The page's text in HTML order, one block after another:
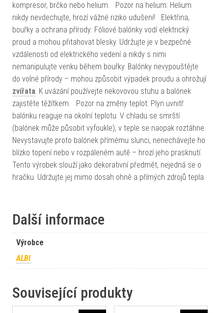
kompresor, brčko nebo helium. Pozor na helium: Helium
nikdy nevdechujte, hrozí vážné riziko udušení! Elektřina,
bouřky a ochrana přírody: Fóliové balónky vodí elektrický
proud a mohou přitahovat blesky. Udržujte je v bezpečné
vzdálenosti od elektrického vedení a nikdy s nimi
nemanipulujte venku během bouřky. Balónky nevypouštějte
do volné přírody – mohou způsobit výpadek proudu a ohrožují
zvířata. K uvázání používejte nekovovou stuhu a balónek
zajistěte těžítkem. Pozor na změny teplot: Plyn uvnitř
balónku reaguje na okolní teplotu. V chladu se smrští
(balónek může působit vyfoukle), v teple se naopak roztáhne.
Nevystavujte proto balónek přímému slunci, nenechávejte ho
blízko topení nebo v rozpáleném autě – hrozí jeho prasknutí.
Tento výrobek slouží jako dekorativní předmět, nejedná se o
hračku. Udržujte jej mimo dosah ohně a přímých zdrojů tepla.
Další informace
Výrobce
ALBI
Související produkty